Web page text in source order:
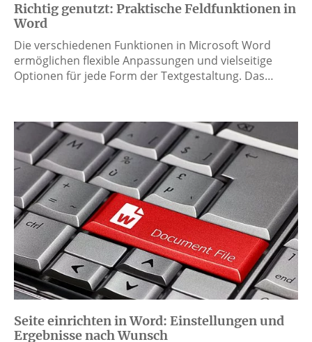
Richtig genutzt: Praktische Feldfunktionen in
Word
Die verschiedenen Funktionen in Microsoft Word
ermöglichen flexible Anpassungen und vielseitige
Optionen für jede Form der Textgestaltung. Das…
Seite einrichten in Word: Einstellungen und
Ergebnisse nach Wunsch